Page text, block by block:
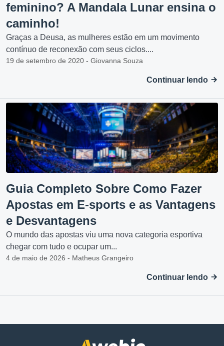
feminino? A Mandala Lunar ensina o
caminho!
Graças a Deusa, as mulheres estão em um movimento
contínuo de reconexão com seus ciclos....
19 de setembro de 2020 - Giovanna Souza
Continuar lendo
Guia Completo Sobre Como Fazer
Apostas em E-sports e as Vantagens
e Desvantagens
O mundo das apostas viu uma nova categoria esportiva
chegar com tudo e ocupar um...
4 de maio de 2026 - Matheus Grangeiro
Continuar lendo